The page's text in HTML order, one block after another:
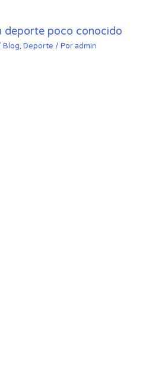
deporte poco conocido
Blog, Deporte / Por admin